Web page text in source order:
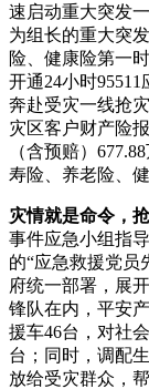
速启动重大突发
为组长的重大突
险、健康险第一
开通24小时
奔赴受灾一线抢
灾区客户财产险
（含预赔）
寿险、养老险、
灾情就是命令，
事件应急小组指
的“应急救援党员
府统一部署，展
锋队在内，平安
援车46台，对社
台；同时，调配
放给受灾群众，